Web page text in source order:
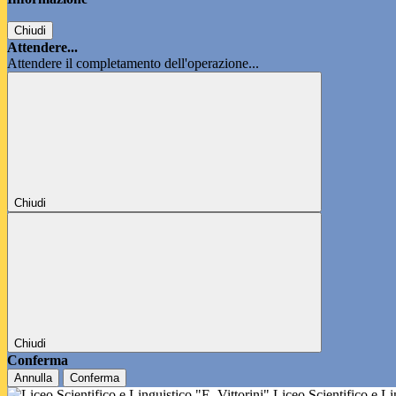
Chiudi
Attendere...
Attendere il completamento dell'operazione...
Chiudi
Chiudi
Conferma
Annulla Conferma